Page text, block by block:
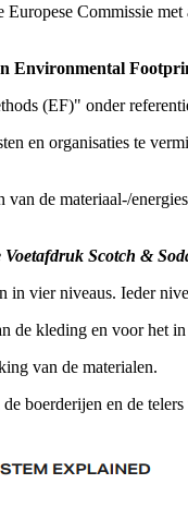
Europese Commissie
Environmental
(EF)" onder
en organisaties te
de materiaal-/
Voetafdruk Scotch &
vier niveaus. Ieder
kleding en voor het
van de materialen.
boerderijen en de